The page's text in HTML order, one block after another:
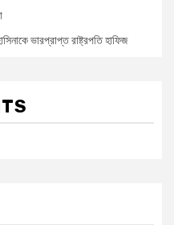
ভারপ্রাপ্ত রাষ্ট্রপতি হাফিজ